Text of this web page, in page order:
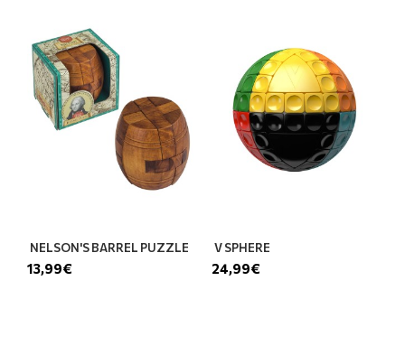
NELSON'S BARREL PUZZLE
13,99€
V SPHERE
24,99€